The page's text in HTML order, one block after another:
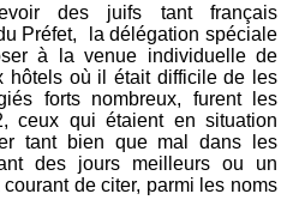
des juifs tant français
Préfet, la délégation spéciale
à la venue individuelle de
hôtels où il était difficile de les
forts nombreux, furent les
ceux qui étaient en situation
tant bien que mal dans les
des jours meilleurs ou un
de citer, parmi les noms